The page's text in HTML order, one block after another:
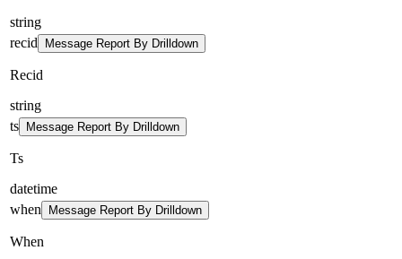
string
recid
Message Report By Drilldown
Recid
string
ts
Message Report By Drilldown
Ts
datetime
when
Message Report By Drilldown
When